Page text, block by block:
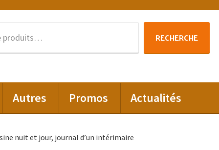
RECHERCHE
Autres Promos Actualités
nuit et jour, journal d’un intérimaire